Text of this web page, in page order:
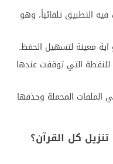
التطبيق تلقائياً، وهو
آية معينة لتسهيل الحفظ.
للنقطة التي توقفت عندها
المحملة وحذفها
كل القرآن؟